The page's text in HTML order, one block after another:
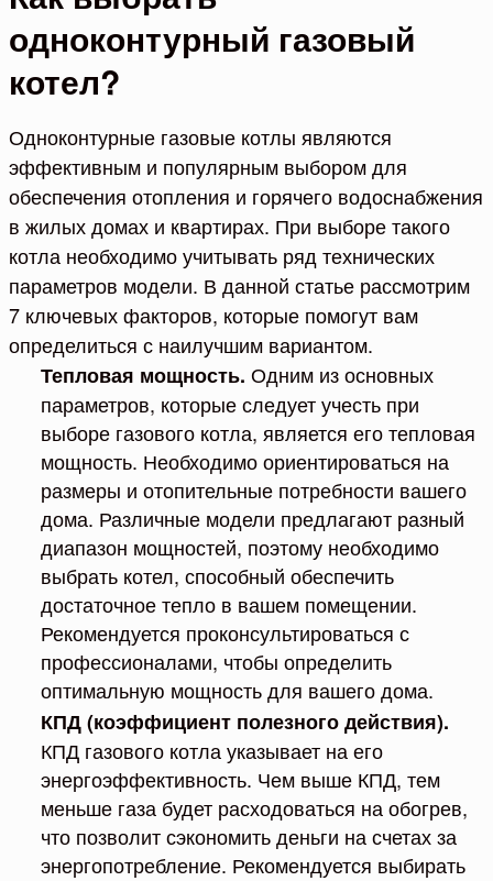
одноконтурный газовый
котел?
Одноконтурные газовые котлы являются
эффективным и популярным выбором для
обеспечения отопления и горячего водоснабжения
в жилых домах и квартирах. При выборе такого
котла необходимо учитывать ряд технических
параметров модели. В данной статье рассмотрим
7 ключевых факторов, которые помогут вам
определиться с наилучшим вариантом.
Тепловая мощность. Одним из основных
параметров, которые следует учесть при
выборе газового котла, является его тепловая
мощность. Необходимо ориентироваться на
размеры и отопительные потребности вашего
дома. Различные модели предлагают разный
диапазон мощностей, поэтому необходимо
выбрать котел, способный обеспечить
достаточное тепло в вашем помещении.
Рекомендуется проконсультироваться с
профессионалами, чтобы определить
оптимальную мощность для вашего дома.
КПД (коэффициент полезного действия).
КПД газового котла указывает на его
энергоэффективность. Чем выше КПД, тем
меньше газа будет расходоваться на обогрев,
что позволит сэкономить деньги на счетах за
энергопотребление. Рекомендуется выбирать